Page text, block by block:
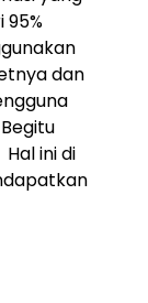
95%
dan
ini di